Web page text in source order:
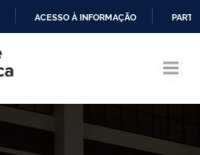
CONTEÚDO
ACESSO À INFORMAÇÃO